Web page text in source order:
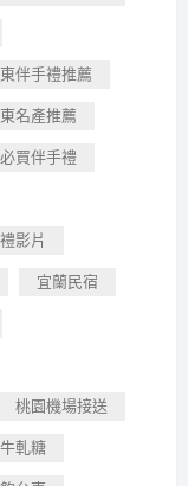
伴手禮推薦
名產推薦
買伴手禮
影片
宜蘭民宿
桃園機場接送
牛軋糖